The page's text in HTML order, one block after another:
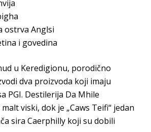
ostrva Anglsi
i govedina
u Keredigionu, porodično
dva proizvoda koji imaju
PGI. Destilerija Da Mhile
viski, dok je „Caws Teifi“ jedan
sira Caerphilly koji su dobili